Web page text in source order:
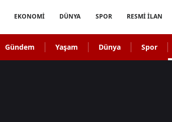
EKONOMİ DÜNYA SPOR RESMİ İLAN
Gündem Yaşam Dünya Spor